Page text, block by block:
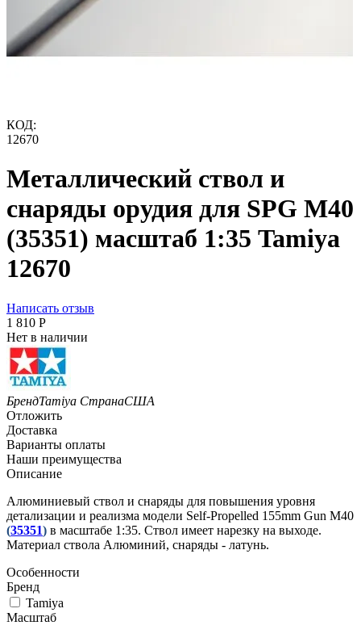
КОД:
12670
Металлический ствол и
снаряды орудия для SPG M40
(35351) масштаб 1:35 Tamiya
12670
Написать отзыв
1 810 Р
Нет в наличии
БрендTamiya СтранаСША
Отложить
Доставка
Варианты оплаты
Наши преимущества
Описание
Алюминиевый ствол и снаряды для повышения уровня
детализации и реализма модели Self-Propelled 155mm Gun M40
(35351) в масштабе 1:35. Ствол имеет нарезку на выходе.
Материал ствола Алюминий, снаряды - латунь.
Особенности
Бренд
Tamiya
Масштаб